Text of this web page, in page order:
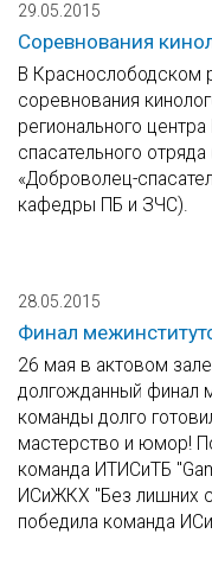
29.05.2015
Соревнования
В Краснослободском
соревнования
регионального
спасательного
«Доброволец-
кафедры ПБ и ЗЧС).
28.05.2015
Финал
26 мая в актовом
долгожданный финал
команды долго
мастерство и юмор!
команда ИТИСиТБ
ИСиЖКХ "Без лишних
победила команда